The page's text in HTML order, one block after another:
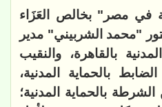
في مصر" بخالص العَزَاء
"محمد الشربيني" مدير
بالقاهرة، والنقيب
بالحماية المدنية،
بالحماية المدنية؛